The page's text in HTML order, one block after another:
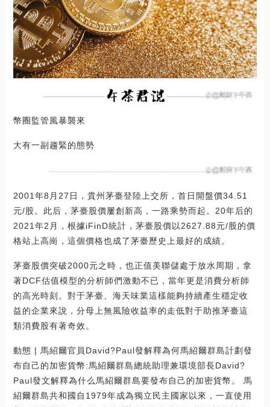
幣圈監管風暴襲來
大有一副趨緊的態勢
2001年8月27日，貴州茅臺登陸上交所，首日開盤價34.51
元/股。此后，茅臺股價屢創新高，一路乘勢而起。20年后的
2021年2月，根據iFinD統計，茅臺股價以2627.88元/股的價
格站上高崗，這個價格也成了茅臺歷史上最好的成績。
茅臺股價突破2000元之時，也正值美聯儲處于放水周期，拿
著DCF估值模型的分析師們激動不已，當年更是消費分析師
的高光時刻。對于茅臺、海天味業這樣能夠持續產生穩定收
益的企業來說，分母上無風險收益率的走低對于助推茅臺這
類消費股有著奇效。
動態 | 馬紹爾官員David?Paul發解釋為何馬紹爾群島計劃發
布自己的加密貨幣:馬紹爾群島總統助理兼環境部長David?
Paul發文解釋為什么馬紹爾群島要發布自己的加密貨幣。 馬
紹爾群島共和國自1979年成為獨立民主國家以來，一直使用